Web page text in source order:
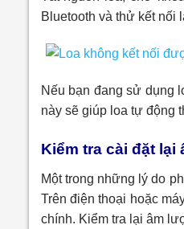
Bluetooth và thử kết nối
Nếu bạn đang sử dụng
này sẽ giúp loa tự động
Kiểm tra cài đặt lại
Một trong những lý do
Trên điện thoại hoặc
chính. Kiểm tra lại âm